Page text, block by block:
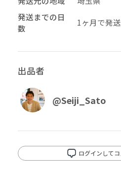
発送までの日
数
1ヶ月で発送
出品者
@Seiji_Sato
ログインして